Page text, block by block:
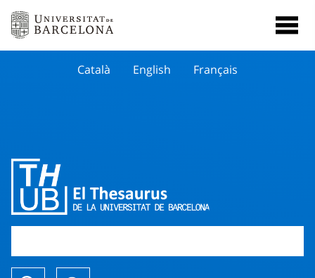
Català English Français